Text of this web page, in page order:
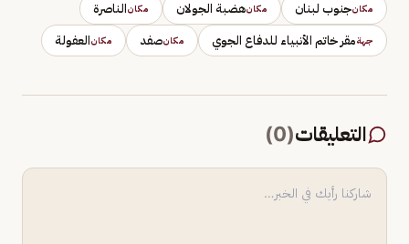
مكانجنوب لبنان مكانهضبة الجولان مكانالناصرة
جهةمقر خاتم الأنبياء للدفاع الجوي مكانصفد مكانالعفولة
التعليقات(
0
)